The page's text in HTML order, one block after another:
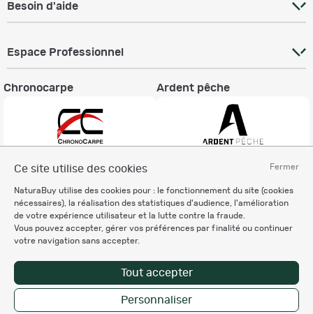
Fermer
Ce site utilise des cookies
NaturaBuy utilise des cookies pour : le fonctionnement du site (cookies
nécessaires), la réalisation des statistiques d'audience, l'amélioration
de votre expérience utilisateur et la lutte contre la fraude.
Vous pouvez accepter, gérer vos préférences par finalité ou continuer
votre navigation sans accepter.
Tout accepter
Personnaliser
Besoin d'aide
Espace Professionnel
Chronocarpe Ardent pêche
Charte éthique
Mentions légales
Règlement & Conditions d'utilisation
Politique de protection
des données personnelles
Personnalisation des cookies